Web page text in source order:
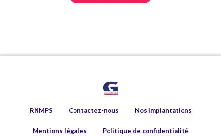
RNMPS Contactez-nous Nos implantations
Mentions légales Politique de confidentialité